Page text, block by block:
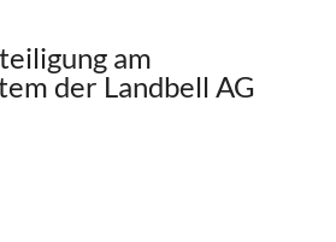
am
der Landbell AG